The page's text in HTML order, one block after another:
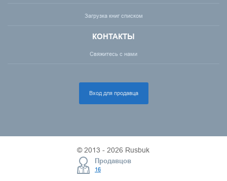
Загрузка книг списком
КОНТАКТЫ
Свяжитесь с нами
Вход для продавца
© 2013 - 2026 Rusbuk
Продавцов
16